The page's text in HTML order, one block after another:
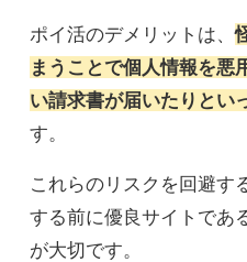
ポイ活のデメリットは、
まうことで個人情報を悪
い請求書が届いたりとい
す。
これらのリスクを回避す
する前に優良サイトであ
が大切です。